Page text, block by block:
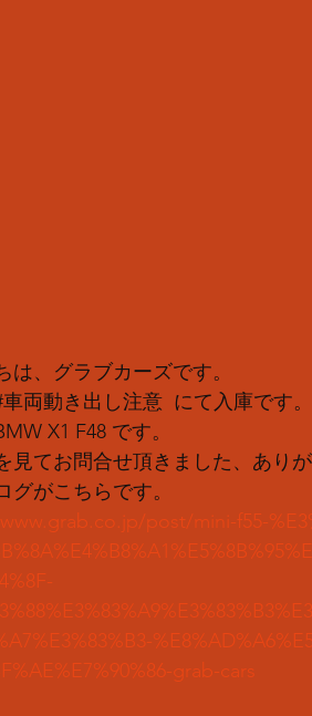
は、グラブカーズです。
両動き出し注意  にて入庫です。
X1 F48 です。
見てお問合せ頂きました、あり
グがこちらです。
post/mini-f55-
grab-cars